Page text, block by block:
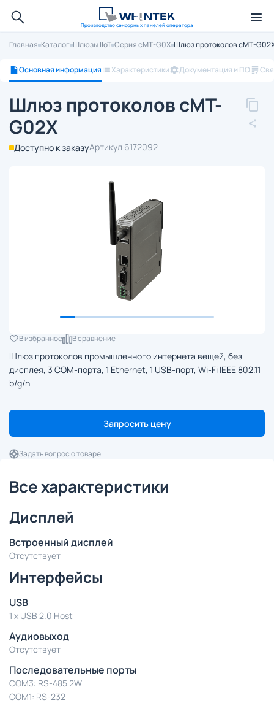
Производство сенсорных панелей оператора
Главная Каталог Шлюзы IIoT Cерия cMT-G0X Шлюз протоколов cMT-
Основная информация Характеристики Документация и ПО
Шлюз протоколов cMT-
G02X
Доступно к заказуАртикул 6172092
Шлюз протоколов промышленного интернета вещей, без
дисплея, 3 COM-порта, 1 Ethernet, 1 USB-порт, Wi-Fi IEEE 802.11
b/g/n
В избранное В сравнение
Запросить цену
Задать вопрос о товаре
Все характеристики
Дисплей
Встроенный дисплей
Отсутствует
Интерфейсы
USB
1 x USB 2.0 Host
Аудиовыход
Отсутствует
Последовательные порты
COM3: RS-485 2W
COM1: RS-232